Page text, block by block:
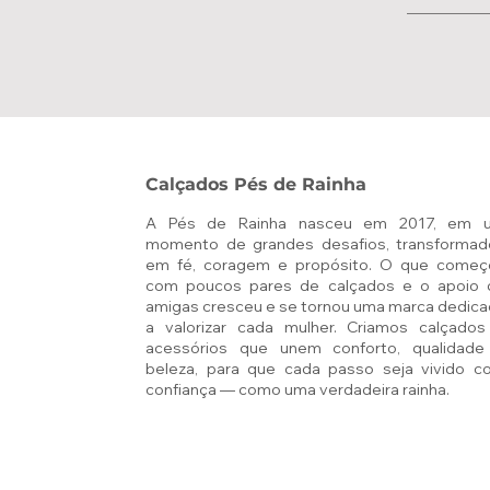
Calçados Pés de Rainha
A Pés de Rainha nasceu em 2017, em
momento de grandes desafios,
em fé, coragem e propósito. O que
com poucos pares de calçados e o apoio
amigas cresceu e se tornou uma marca
a valorizar cada mulher. Criamos
acessórios que unem conforto,
beleza, para que cada passo seja vivido
confiança — como uma verdadeira rainha.